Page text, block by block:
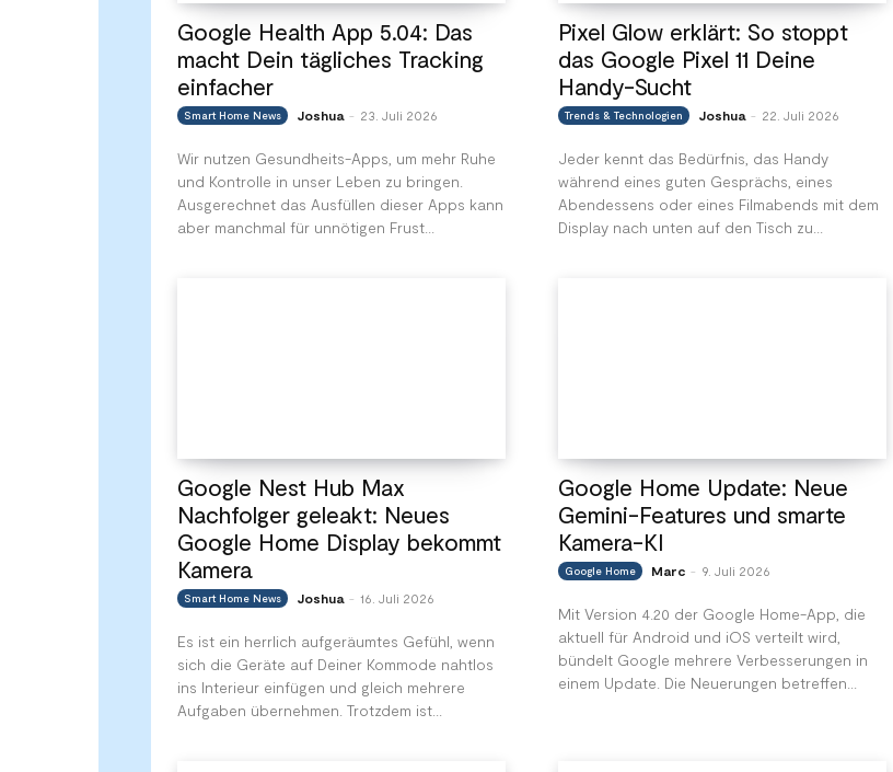
Google Health App 5.04: Das
macht Dein tägliches Tracking
einfacher
Smart Home News Joshua - 23. Juli 2026
Wir nutzen Gesundheits-Apps, um mehr Ruhe
und Kontrolle in unser Leben zu bringen.
Ausgerechnet das Ausfüllen dieser Apps kann
aber manchmal für unnötigen Frust...
Pixel Glow erklärt: So stoppt
das Google Pixel 11 Deine
Handy-Sucht
Trends & Technologien Joshua - 22. Juli 2026
Jeder kennt das Bedürfnis, das Handy
während eines guten Gesprächs, eines
Abendessens oder eines Filmabends mit dem
Display nach unten auf den Tisch zu...
Google Nest Hub Max
Nachfolger geleakt: Neues
Google Home Display bekommt
Kamera
Smart Home News Joshua - 16. Juli 2026
Es ist ein herrlich aufgeräumtes Gefühl, wenn
sich die Geräte auf Deiner Kommode nahtlos
ins Interieur einfügen und gleich mehrere
Aufgaben übernehmen. Trotzdem ist...
Google Home Update: Neue
Gemini-Features und smarte
Kamera-KI
Google Home Marc - 9. Juli 2026
Mit Version 4.20 der Google Home-App, die
aktuell für Android und iOS verteilt wird,
bündelt Google mehrere Verbesserungen in
einem Update. Die Neuerungen betreffen...